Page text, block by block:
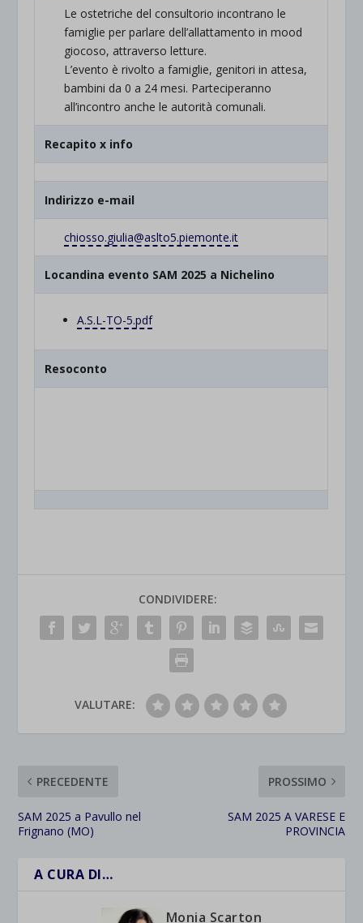
Le ostetriche del consultorio incontrano le
famiglie per parlare dell’allattamento in mood
giocoso, attraverso letture.
L’evento è rivolto a famiglie, genitori in attesa,
bambini da 0 a 24 mesi. Parteciperanno
all’incontro anche le autorità comunali.
Recapito x info
Indirizzo e-mail
chiosso.giulia@aslto5.piemonte.it
Locandina evento SAM 2025 a Nichelino
A.S.L-TO-5.pdf
Resoconto
CONDIVIDERE:
VALUTARE:
PRECEDENTE
SAM 2025 a Pavullo nel
Frignano (MO)
PROSSIMO
SAM 2025 A VARESE E
PROVINCIA
A CURA DI…
Monia Scarton